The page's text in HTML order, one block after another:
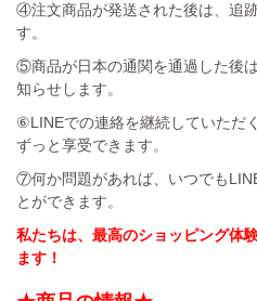
④注文商品が発送された後は、追
す。
⑤商品が日本の通関を通過した後
知らせします。
⑥LINEでの連絡を継続していただ
ずっと享受できます。
⑦何か問題があれば、いつでも
とができます。
私たちは、最高のショッピング体
ます！